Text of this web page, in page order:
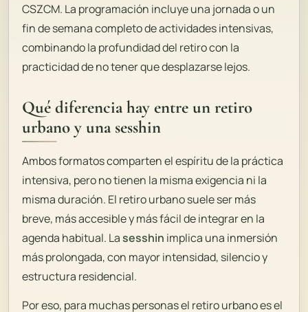
CSZCM. La programación incluye una jornada o un
fin de semana completo de actividades intensivas,
combinando la profundidad del retiro con la
practicidad de no tener que desplazarse lejos.
Qué diferencia hay entre un retiro
urbano y una sesshin
Ambos formatos comparten el espíritu de la práctica
intensiva, pero no tienen la misma exigencia ni la
misma duración. El retiro urbano suele ser más
breve, más accesible y más fácil de integrar en la
agenda habitual. Lasesshin implica una inmersión
más prolongada, con mayor intensidad, silencio y
estructura residencial.
Por eso, para muchas personas el retiro urbano es el